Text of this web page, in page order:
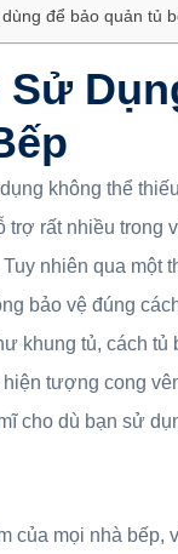
để bảo quản tủ
Sử
không thể
trợ rất nhiều trong
nhiên qua một
bảo vệ đúng
khung tủ, cách tủ
tượng cong
cho dù bạn sử
của mọi nhà bếp,